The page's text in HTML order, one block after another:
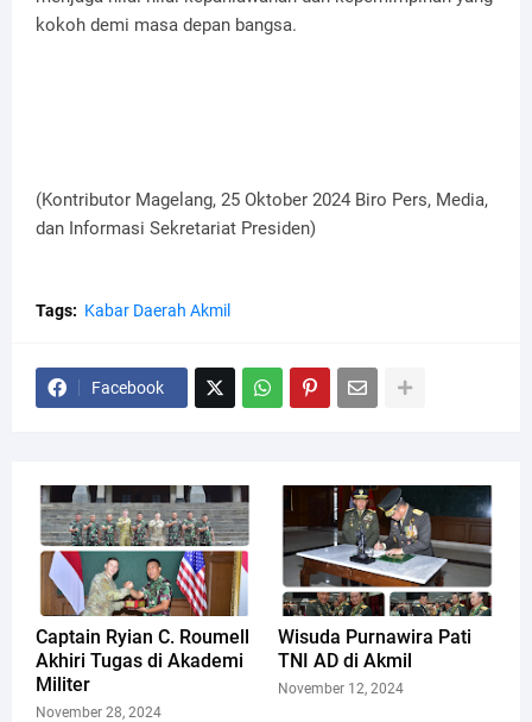
kokoh demi masa depan bangsa.
(Kontributor Magelang, 25 Oktober 2024 Biro Pers, Media,
dan Informasi Sekretariat Presiden)
Tags: Kabar Daerah Akmil
Facebook
Captain Ryian C. Roumell
Akhiri Tugas di Akademi
Militer
November 28, 2024
Wisuda Purnawira Pati
TNI AD di Akmil
November 12, 2024